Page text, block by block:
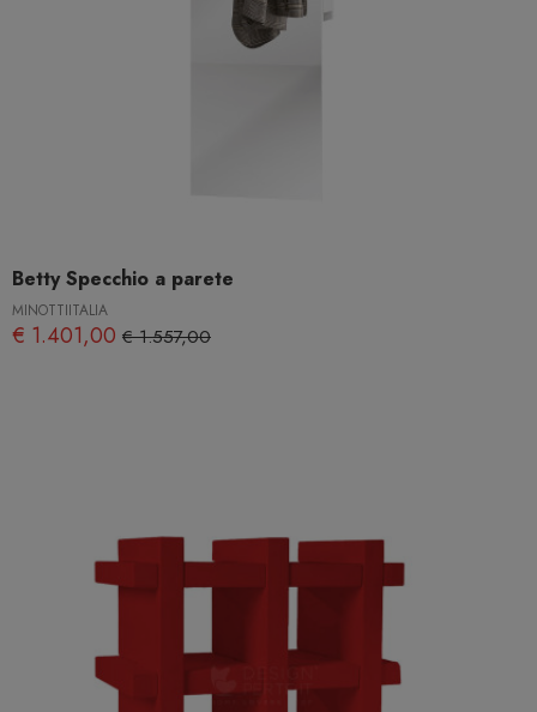
Betty Specchio a parete
MINOTTIITALIA
€ 1.401,00 € 1.557,00